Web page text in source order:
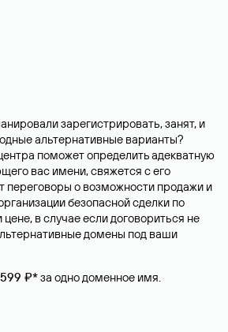
зарегистрировать, занят, и
альтернативные варианты?
поможет определить адекватную
вас имени, свяжется с его
переговоры о возможности продажи и
безопасной сделки по
в случае если договориться не
домены под ваши
₽*за одно доменное имя.